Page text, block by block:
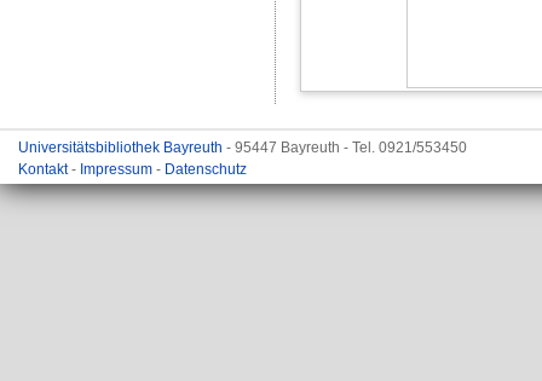
Universitätsbibliothek Bayreuth - 95447 Bayreuth - Tel. 0921/553450
Kontakt- Impressum - Datenschutz